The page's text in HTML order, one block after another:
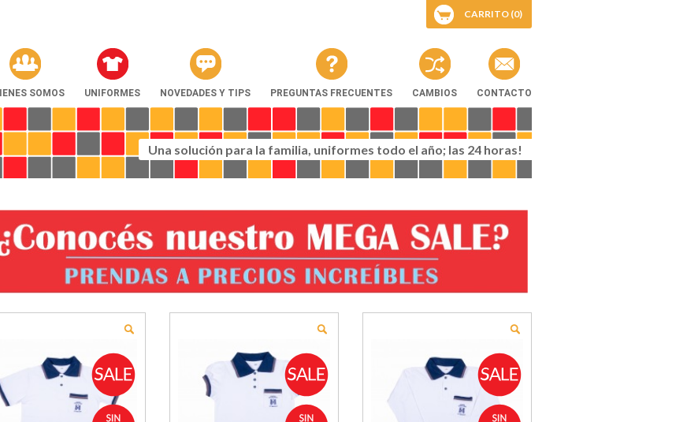
CARRITO (0)
SOMOS UNIFORMES NOVEDADES Y TIPS PREGUNTAS FRECUENTES CAMBIOS CONTACTO
Una solución para la familia, uniformes todo el año; las 24 horas!